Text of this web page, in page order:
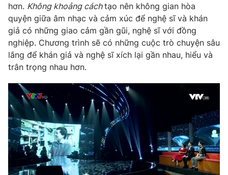
hơn. Không khoảng cáchtạo nên không gian hòa
quyện giữa âm nhạc và cảm xúc để nghệ sĩ và khán
giả có những giao cảm gần gũi, nghệ sĩ với đồng
nghiệp. Chương trình sẽ có những cuộc trò chuyện sâu
lắng để khán giả và nghệ sĩ xích lại gần nhau, hiểu và
trân trọng nhau hơn.